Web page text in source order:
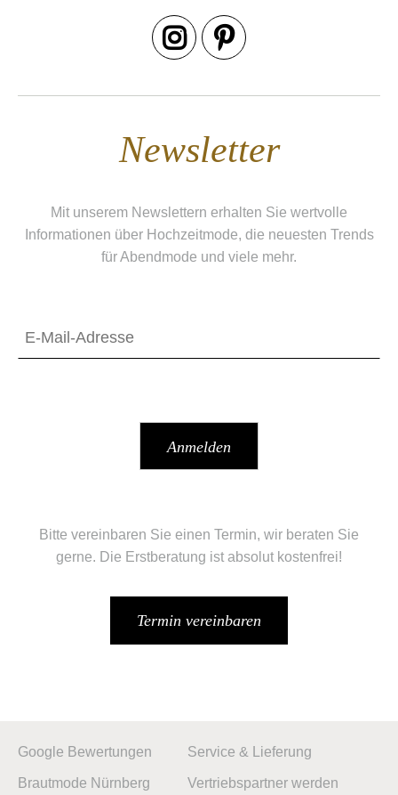
Newsletter
Mit unserem Newslettern erhalten Sie wertvolle
Informationen über Hochzeitmode, die neuesten Trends
für Abendmode und viele mehr.
Bitte vereinbaren Sie einen Termin, wir beraten Sie
gerne. Die Erstberatung ist absolut kostenfrei!
Termin vereinbaren
Google Bewertungen
Brautmode Nürnberg
Service & Lieferung
Vertriebspartner werden